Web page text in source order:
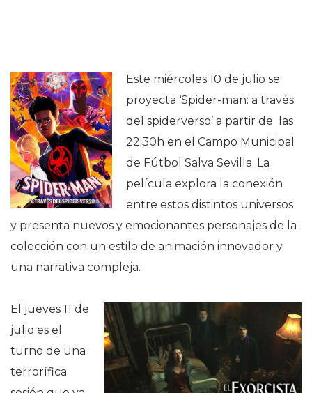
Este miércoles 10 de julio se
proyecta ‘Spider-man: a través
del spiderverso’ a partir de las
22:30h en el Campo Municipal
de Fútbol Salva Sevilla. La
película explora la conexión
entre estos distintos universos
y presenta nuevos y emocionantes personajes de la
colección con un estilo de animación innovador y
una narrativa compleja.
El jueves 11 de
julio es el
turno de una
terrorífica